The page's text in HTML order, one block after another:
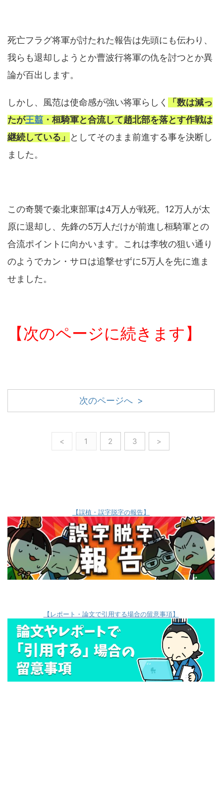
死亡フラグ将軍が討たれた報告は先頭にも伝わり、
我らも退却しようとか曹波行将軍の仇を討つとか異
論が百出します。
しかし、風范は使命感が強い将軍らしく
「数は減っ
たが王翦 ・桓騎軍と合流して趙北部を落とす作戦は
継続している」
としてそのまま前進する事を決断し
ました。
この奇襲で秦北東部軍は4万人が戦死。12万人が太
原に退却し、先鋒の5万人だけが前進し桓騎軍との
合流ポイントに向かいます。これは李牧の狙い通り
のようでカン・サロは追撃せずに5万人を先に進ま
せました。
【次のページに続きます】
次のページへ >
< 1 2 3 >
【誤植・誤字脱字の報告】
【レポート・論文で引用する場合の留意事項】